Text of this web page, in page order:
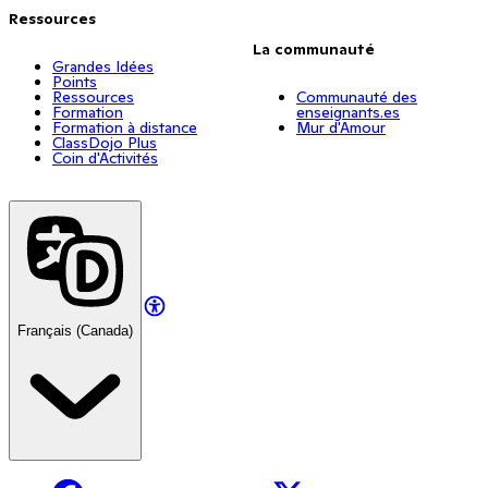
Ressources
Grandes Idées
Points
Ressources
Formation
Formation à distance
ClassDojo Plus
Coin d'Activités
La communauté
Communauté des
enseignants.es
Mur d'Amour
Français (Canada)